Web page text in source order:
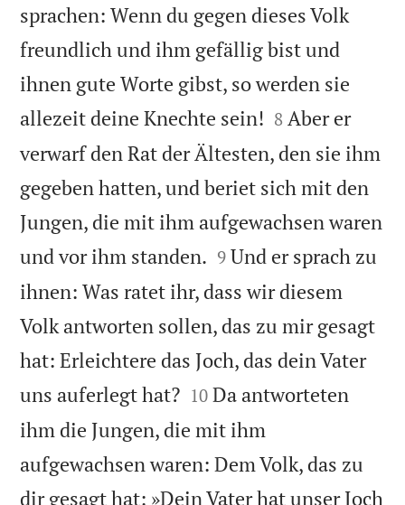
sprachen: Wenn du gegen dieses Volk
freundlich und ihm gefällig bist und
ihnen gute Worte gibst, so werden sie
allezeit deine Knechte sein! 

8 Aber er
verwarf den Rat der Ältesten, den sie ihm
gegeben hatten, und beriet sich mit den
Jungen, die mit ihm aufgewachsen waren
und vor ihm standen. 

9 Und er sprach zu
ihnen: Was ratet ihr, dass wir diesem
Volk antworten sollen, das zu mir gesagt
hat: Erleichtere das Joch, das dein Vater
uns auferlegt hat?
10 Da antworteten
ihm die Jungen, die mit ihm
aufgewachsen waren: Dem Volk, das zu
dir gesagt hat: »Dein Vater hat unser Joch